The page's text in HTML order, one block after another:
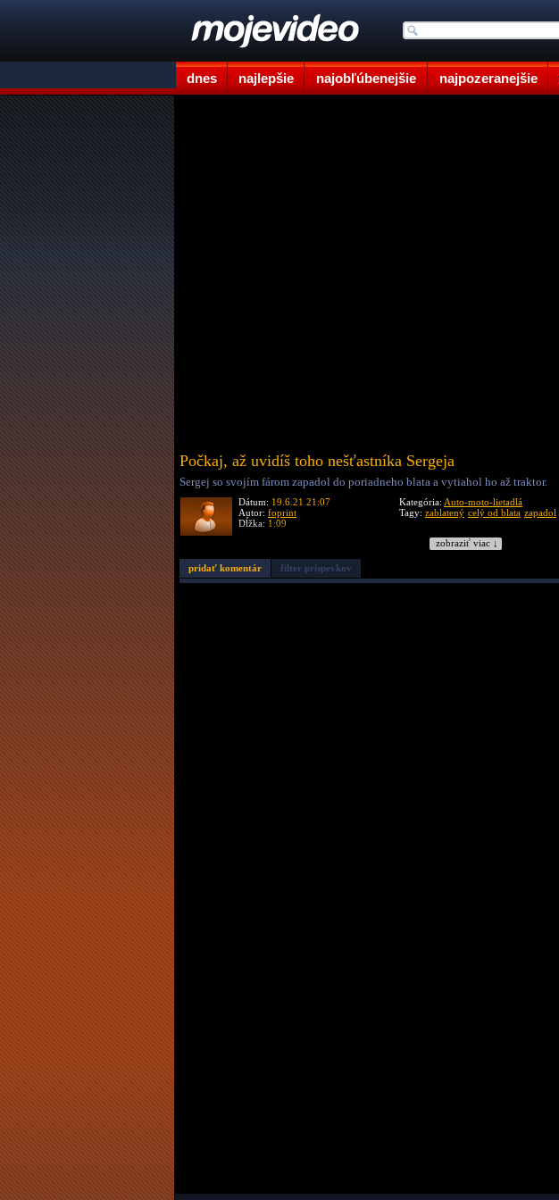
dnes najlepšie najobľúbenejšie najpozeranejšie
Počkaj, až uvidíš toho nešťastníka Sergeja
Sergej so svojím fárom zapadol do poriadneho blata a vytiahol ho až traktor.
Dátum: 19.6.21 21:07
Autor: foprint
Dĺžka: 1:09
Kategória: Auto-moto-lietadlá
Tagy: zablatený celý od blata zapadol
zobraziť viac ↓
pridať komentár filter príspevkov